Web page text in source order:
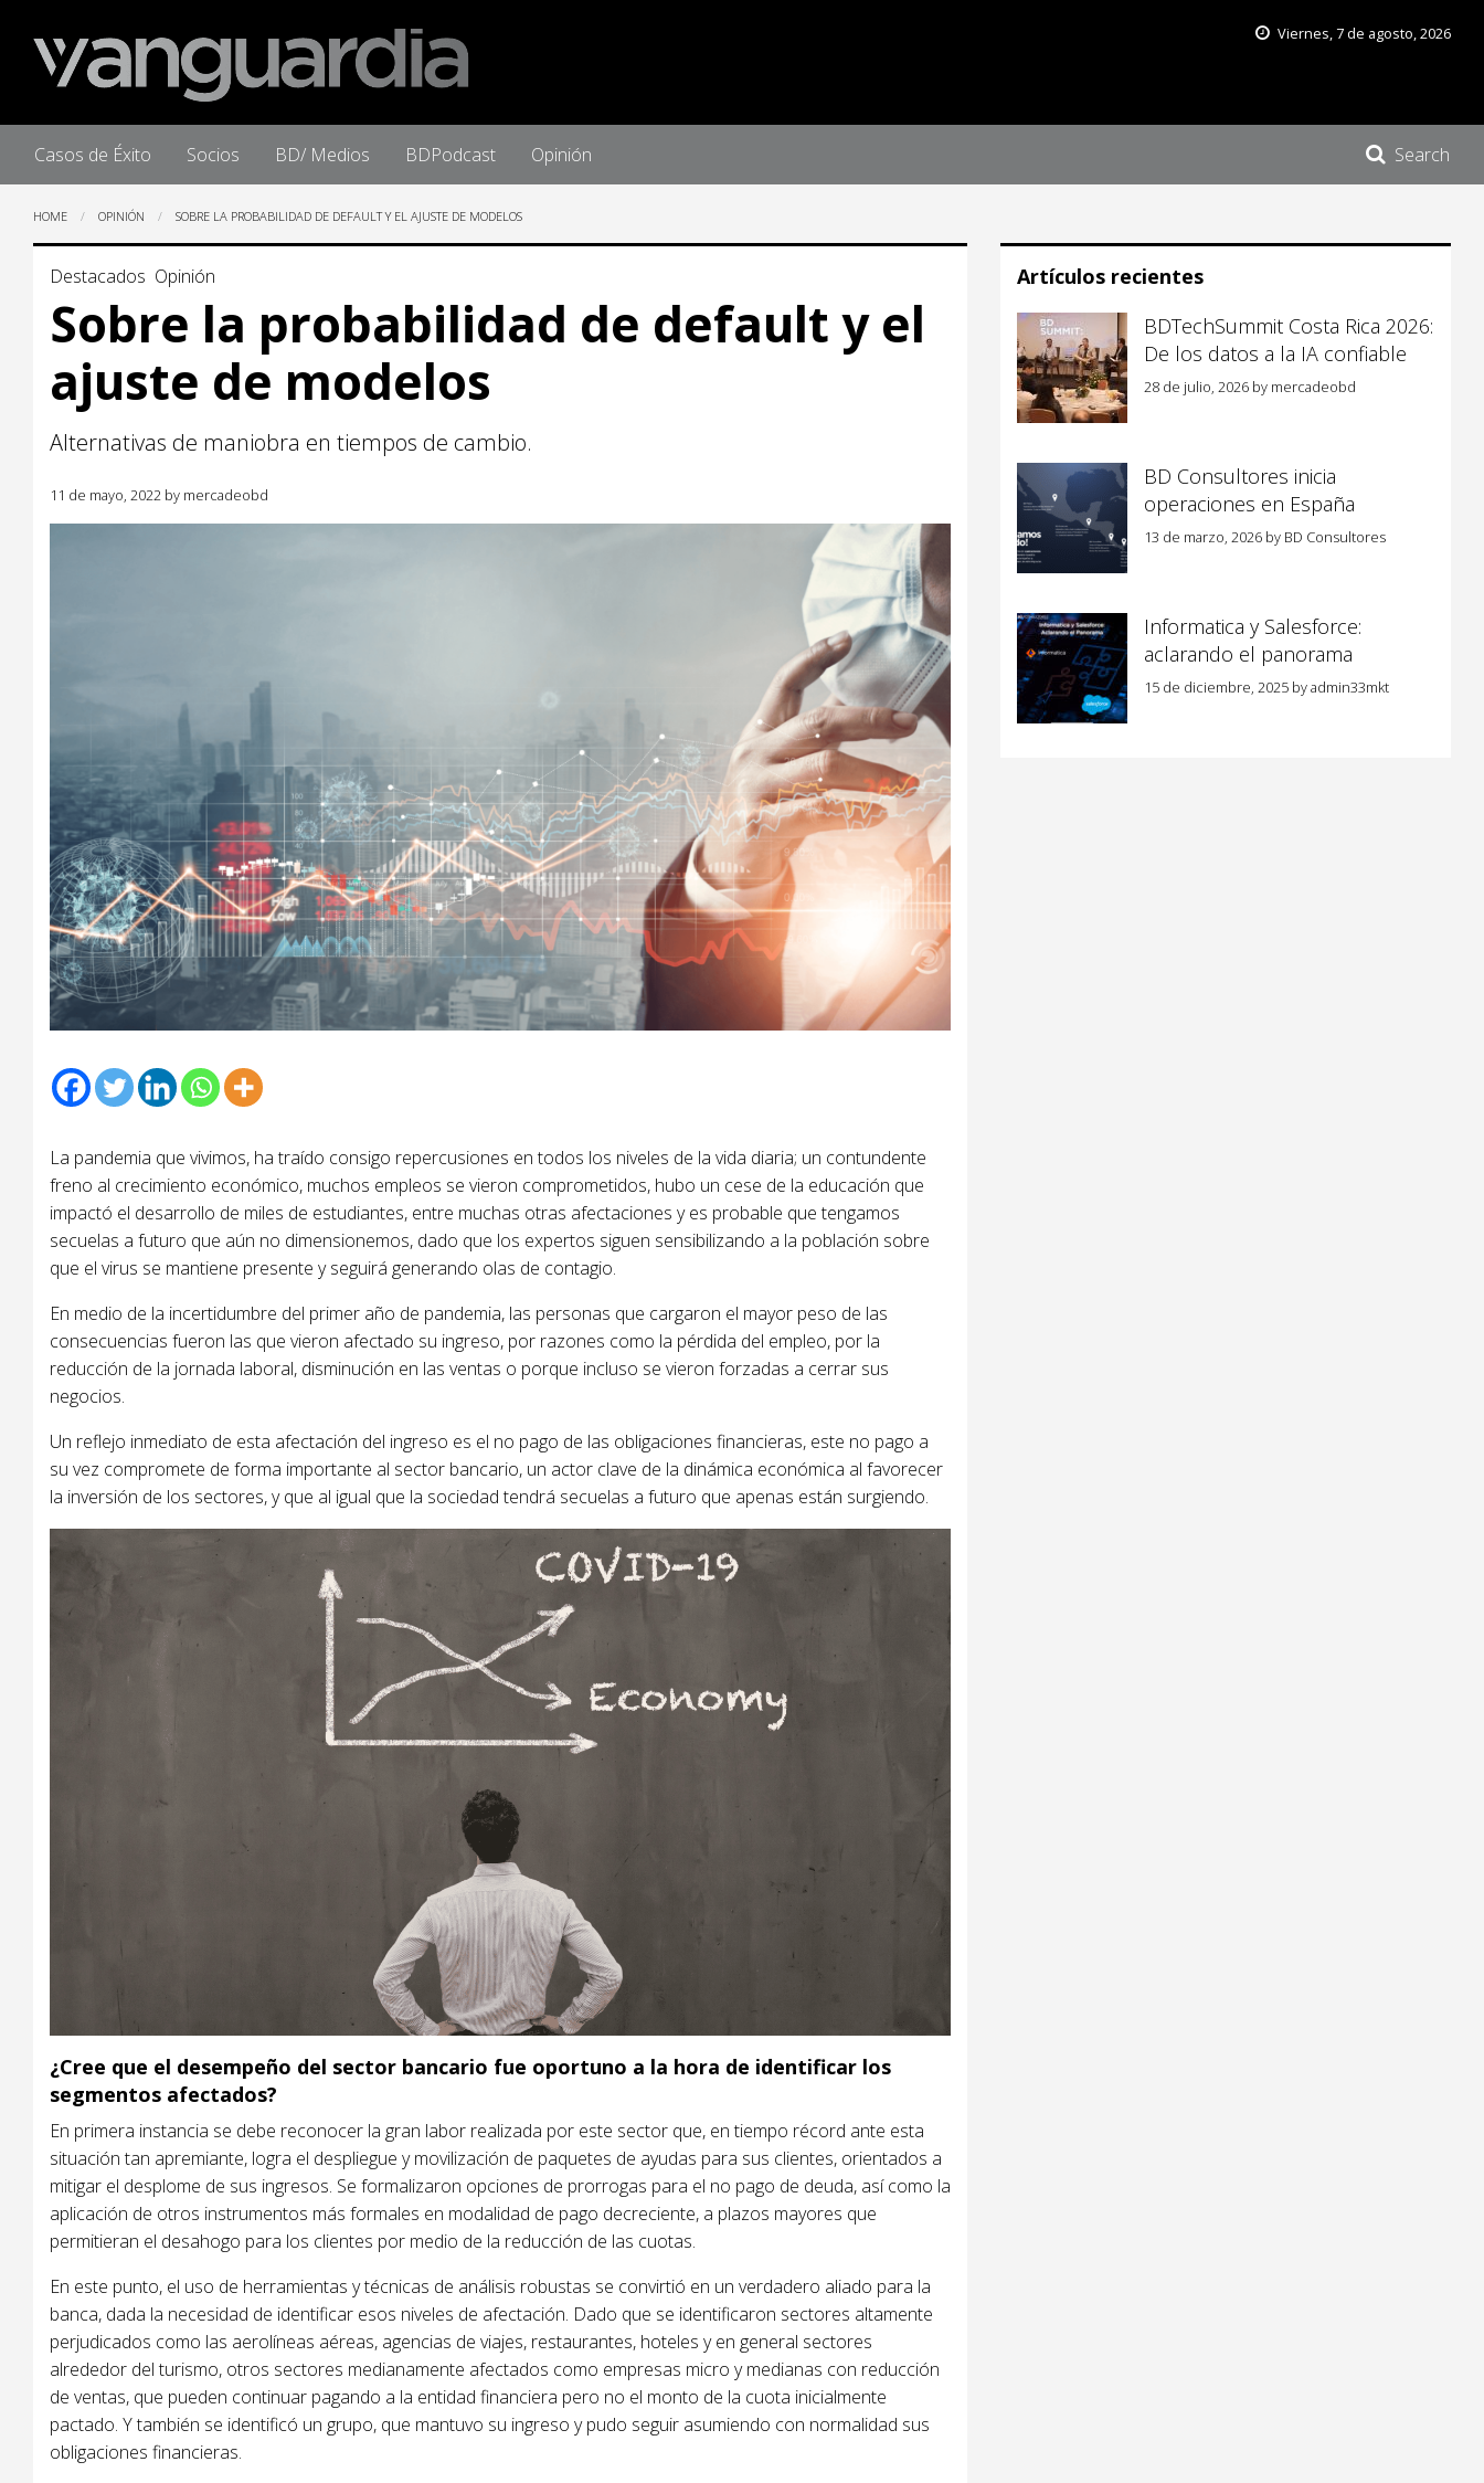
Viernes, 7 de agosto, 2026
Home
Casos de Éxito Socios BD/ Medios BDPodcast Opinión Search
HOME OPINIÓN SOBRE LA PROBABILIDAD DE DEFAULT Y EL AJUSTE DE MODELOS
Destacados Opinión
Sobre la probabilidad de default y el
ajuste de modelos
Alternativas de maniobra en tiempos de cambio.
11 de mayo, 2022 by mercadeobd
La pandemia que vivimos, ha traído consigo repercusiones en todos los niveles de la vida diaria; un contundente
freno al crecimiento económico, muchos empleos se vieron comprometidos, hubo un cese de la educación que
impactó el desarrollo de miles de estudiantes, entre muchas otras afectaciones y es probable que tengamos
secuelas a futuro que aún no dimensionemos, dado que los expertos siguen sensibilizando a la población sobre
que el virus se mantiene presente y seguirá generando olas de contagio.
En medio de la incertidumbre del primer año de pandemia, las personas que cargaron el mayor peso de las
consecuencias fueron las que vieron afectado su ingreso, por razones como la pérdida del empleo, por la
reducción de la jornada laboral, disminución en las ventas o porque incluso se vieron forzadas a cerrar sus
negocios.
Un reflejo inmediato de esta afectación del ingreso es el no pago de las obligaciones financieras, este no pago a
su vez compromete de forma importante al sector bancario, un actor clave de la dinámica económica al favorecer
la inversión de los sectores, y que al igual que la sociedad tendrá secuelas a futuro que apenas están surgiendo.
¿Cree que el desempeño del sector bancario fue oportuno a la hora de identificar los
segmentos afectados?
En primera instancia se debe reconocer la gran labor realizada por este sector que, en tiempo récord ante esta
situación tan apremiante, logra el despliegue y movilización de paquetes de ayudas para sus clientes, orientados a
mitigar el desplome de sus ingresos. Se formalizaron opciones de prorrogas para el no pago de deuda, así como la
aplicación de otros instrumentos más formales en modalidad de pago decreciente, a plazos mayores que
permitieran el desahogo para los clientes por medio de la reducción de las cuotas.
En este punto, el uso de herramientas y técnicas de análisis robustas se convirtió en un verdadero aliado para la
banca, dada la necesidad de identificar esos niveles de afectación. Dado que se identificaron sectores altamente
perjudicados como las aerolíneas aéreas, agencias de viajes, restaurantes, hoteles y en general sectores
alrededor del turismo, otros sectores medianamente afectados como empresas micro y medianas con reducción
de ventas, que pueden continuar pagando a la entidad financiera pero no el monto de la cuota inicialmente
pactado. Y también se identificó un grupo, que mantuvo su ingreso y pudo seguir asumiendo con normalidad sus
obligaciones financieras.
Artículos recientes
BDTechSummit Costa Rica 2026:
De los datos a la IA confiable
28 de julio, 2026 by mercadeobd
BD Consultores inicia
operaciones en España
13 de marzo, 2026 by BD Consultores
Informatica y Salesforce:
aclarando el panorama
15 de diciembre, 2025 byadmin33mkt